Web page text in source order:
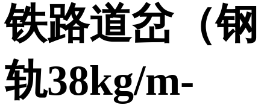
铁路道岔（钢
轨38kg/m-